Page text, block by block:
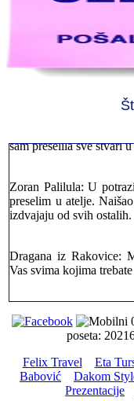
Jelena sa Čukarice:
Milica iz Novog
sam preselila sve stvari
Zoran Palilula: U
preselim u atelje.
izdvajaju od svih
Dragana iz Rakovice:
Vas svima kojima trebate
Petar sa Savskog
prebacim stvari u drugi.
šta bi radio sada da ne
Dragan iz Stari
profesionalnost u
poseta:
Felix Travel
Eta
Babović
Dakom
Prezentacije